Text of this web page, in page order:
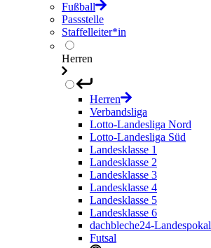
Fußball
Passstelle
Staffelleiter*in
Herren
Herren
Verbandsliga
Lotto-Landesliga Nord
Lotto-Landesliga Süd
Landesklasse 1
Landesklasse 2
Landesklasse 3
Landesklasse 4
Landesklasse 5
Landesklasse 6
dachbleche24-Landespokal
Futsal